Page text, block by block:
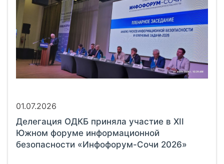
01.07.2026
Делегация ОДКБ приняла участие в XII
Южном форуме информационной
безопасности «Инфофорум-Сочи 2026»